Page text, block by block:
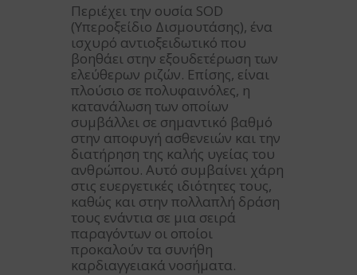
Περιέχει την ουσία SOD
(Υπεροξείδιο Δισμουτάσης), ένα
ισχυρό αντιοξειδωτικό που
βοηθάει στην εξουδετέρωση των
ελεύθερων ριζών. Επίσης, είναι
πλούσιο σε πολυφαινόλες, η
κατανάλωση των οποίων
συμβάλλει σε σημαντικό βαθμό
στην αποφυγή ασθενειών και την
διατήρηση της καλής υγείας του
ανθρώπου. Αυτό συμβαίνει χάρη
στις ευεργετικές ιδιότητες τους,
καθώς και στην πολλαπλή δράση
τους ενάντια σε μια σειρά
παραγόντων οι οποίοι
προκαλούν τα συνήθη
καρδιαγγειακά νοσήματα.